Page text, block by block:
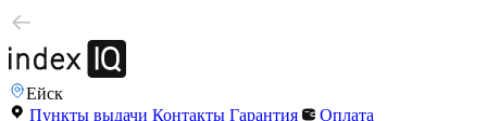
Ейск
Пункты выдачи Контакты Гарантия
Оплата